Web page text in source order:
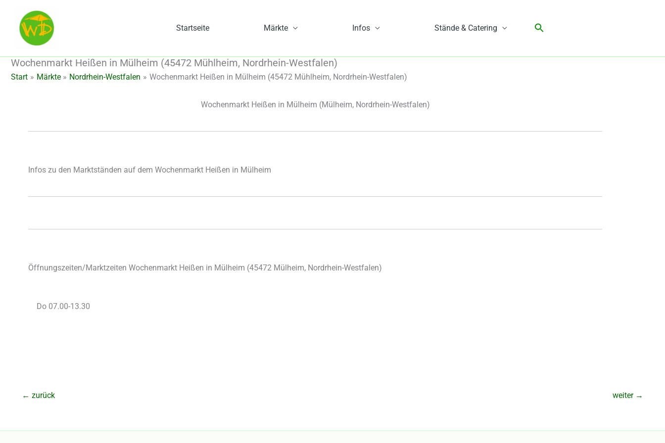
springen
Startseite Märkte Infos Stände & Catering
Wochenmarkt Heißen in Mülheim (45472 Mühlheim, Nordrhein-Westfalen)
Start Märkte Nordrhein-Westfalen Wochenmarkt Heißen in Mülheim (45472 Mühlheim, Nordrhein-Westfalen)
Wochenmarkt Heißen in Mülheim (Mülheim, Nordrhein-Westfalen)
Infos zu den Marktständen auf dem Wochenmarkt Heißen in Mülheim
Öffnungszeiten/Marktzeiten Wochenmarkt Heißen in Mülheim (45472 Mülheim, Nordrhein-Westfalen)
Do 07.00-13.30
← zurück weiter →